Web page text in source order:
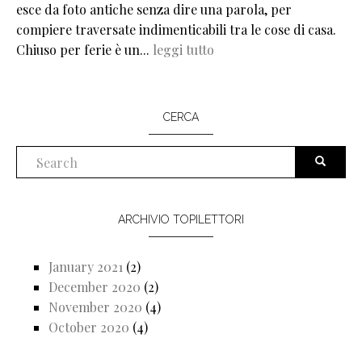
esce da foto antiche senza dire una parola, per
compiere traversate indimenticabili tra le cose di casa.
Chiuso per ferie è un... leggi tutto
CERCA
ARCHIVIO TOPILETTORI
January 2021 (2)
December 2020 (2)
November 2020 (4)
October 2020 (4)